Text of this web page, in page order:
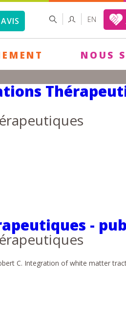
FORMULAIRE
DE
RECHERCHER EN
NOUS
-
C. Integration of white matter